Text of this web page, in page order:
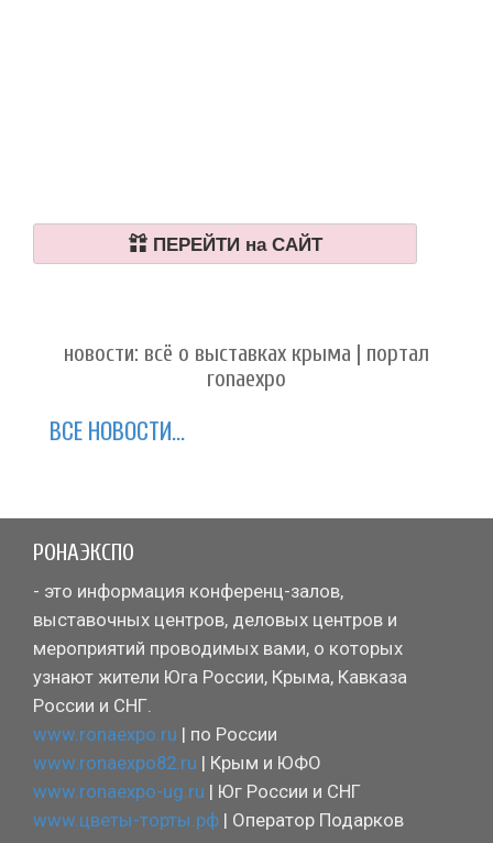
ПЕРЕЙТИ на САЙТ
новости: всё о выставках крыма | портал
ronaexpo
ВСЕ НОВОСТИ...
РОНАЭКСПО
- это информация конференц-залов,
выставочных центров, деловых центров и
мероприятий проводимых вами, о которых
узнают жители Юга России, Крыма, Кавказа
России и СНГ.
www.ronaexpo.ru | по России
www.ronaexpo82.ru | Крым и ЮФО
www.ronaexpo-ug.ru | Юг России и СНГ
www.цветы-торты.рф | Оператор Подарков